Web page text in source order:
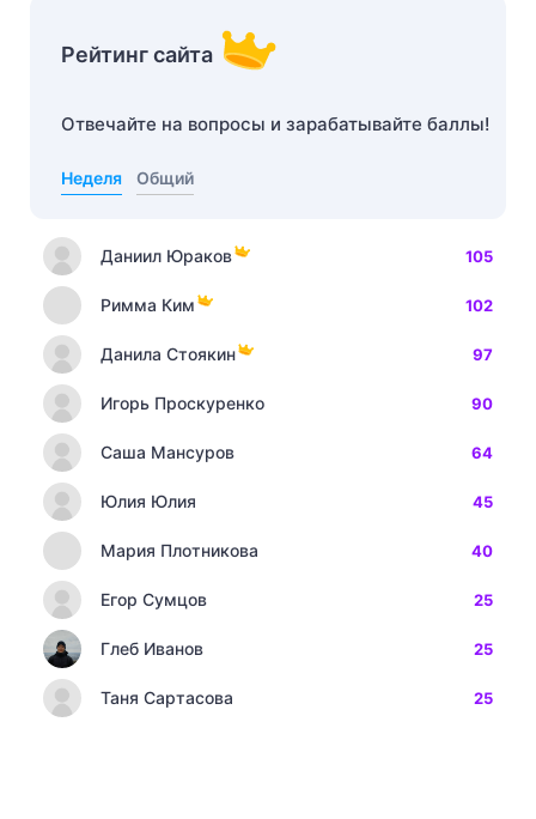
Рейтинг сайта
Отвечайте на вопросы и зарабатывайте баллы!
Неделя Общий
Даниил Юраков 105
Римма Ким 102
Данила Стоякин 97
Игорь Проскуренко 90
Саша Мансуров 64
Юлия Юлия 45
Мария Плотникова 40
Егор Сумцов 25
Глеб Иванов 25
Таня Сартасова 25